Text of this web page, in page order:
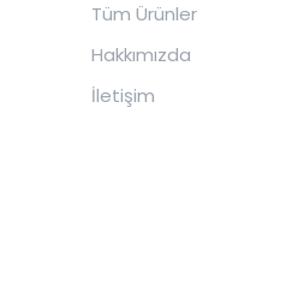
Tüm Ürünler
Hakkımızda
İletişim